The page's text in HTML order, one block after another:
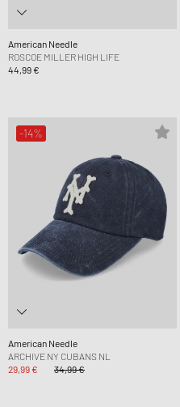
American Needle
ROSCOE MILLER HIGH LIFE
44,99 €
-14%
American Needle
ARCHIVE NY CUBANS NL
29,99 €
34,99 €